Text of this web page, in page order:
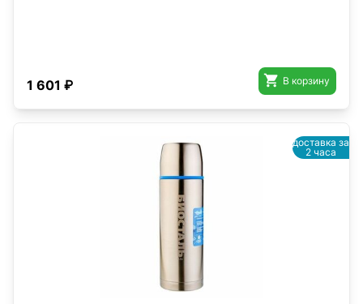
1 601 ₽  В корзину
доставка за
2 часа